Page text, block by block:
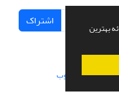
بهترین اشتراک
سازی از سیناوب